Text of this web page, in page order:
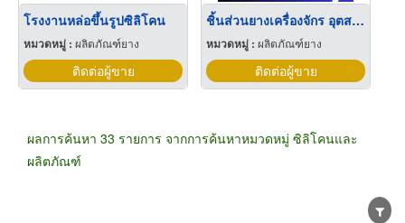
โรงงานหล่อขึ้นรูปซิลิโคน
หมวดหมู่ : ผลิตภัณฑ์ยาง
ติดต่อผู้ขาย
ชิ้นส่วนยางเครื่องจักร อุตสาหกรรม
หมวดหมู่ :ผลิตภัณฑ์ยาง
ติดต่อผู้ขาย
ผลการค้นหา 33 รายการ จากการค้นหาหมวดหมู่ ซิลิโคนและ
ผลิตภัณฑ์